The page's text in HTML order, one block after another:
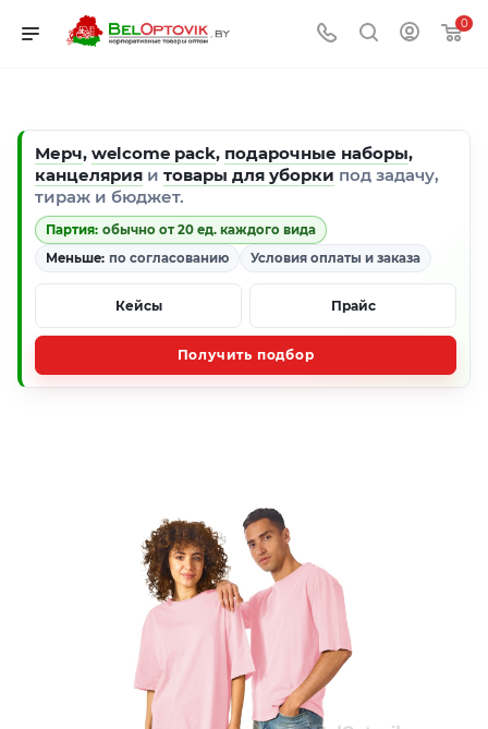
0
Мерч, welcome pack, подарочные наборы,
канцелярия и товары для уборки под задачу,
тираж и бюджет.
Партия: обычно от 20 ед. каждого вида
Меньше: по согласованию Условия оплаты и заказа
Кейсы Прайс
Получить подбор